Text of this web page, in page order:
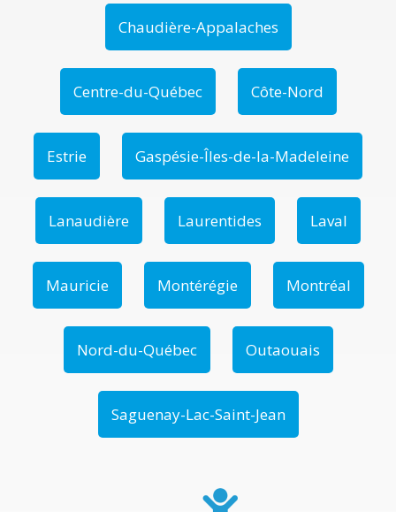
Chaudière-Appalaches
Centre-du-Québec Côte-Nord
Estrie Gaspésie-Îles-de-la-Madeleine
Lanaudière Laurentides Laval
Mauricie Montérégie Montréal
Nord-du-Québec Outaouais
Saguenay-Lac-Saint-Jean